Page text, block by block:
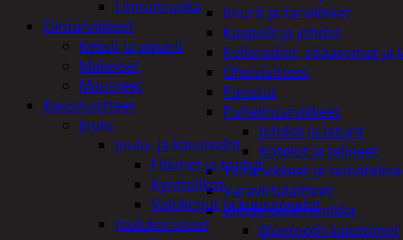
Imurit ja tarvikkeet
Kaapelit ja johdot
Kelloradiot, sääasemat
Oheislaitteet
Paristot
Puhelintarvikkeet
Johdot ja laturit
Kotelot ja telineet
Tv-tarvikkeet ja
Varavirtalaitteet
Viihde-elektroniikka
Bluetooth kaiuttimet
Linnunruoka
Elintarvikkeet
Keksit ja piparit
Makeiset
Mausteet
Kausituotteet
Joulu
Joulu- ja kausivalot
Eläimet ja tontut
Kyntteliköt
Valoketjut ja kuusenvalot
Joulukoristeet